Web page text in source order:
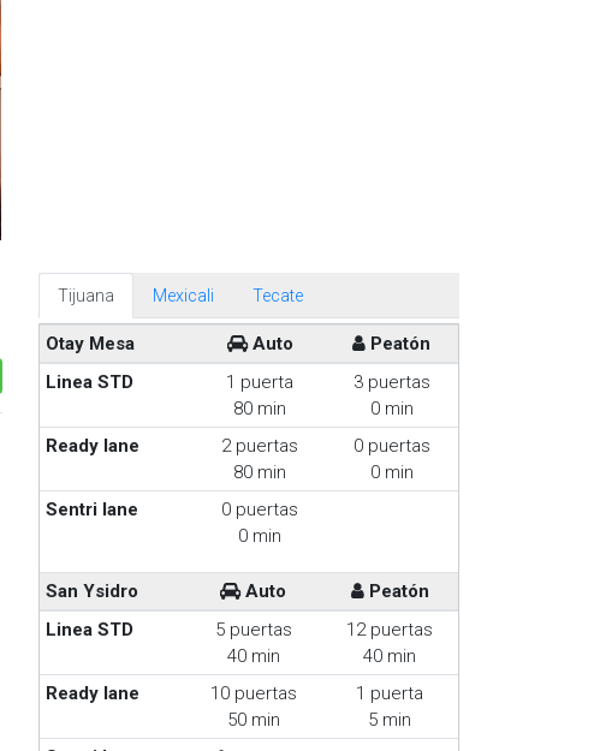
Tijuana Mexicali Tecate
Otay Mesa Auto
Peatón
Linea STD
1 puerta
80 min
3 puertas
0 min
Ready lane
2 puertas
80 min
0 puertas
0 min
Sentri lane
0 puertas
0 min
San Ysidro Auto
Peatón
Linea STD
5 puertas
40 min
12 puertas
40 min
Ready lane
10 puertas
50 min
1 puerta
5 min